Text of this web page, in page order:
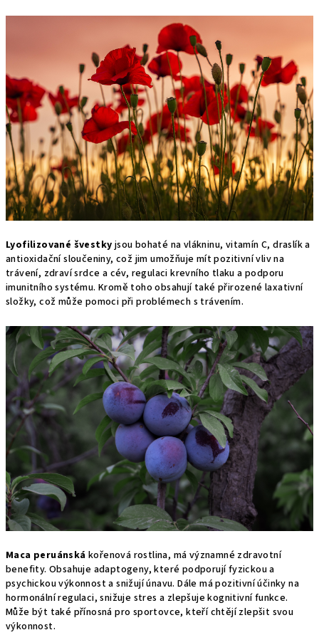
Lyofilizované švestkyjsou bohaté na vlákninu, vitamín C, draslík a
antioxidační sloučeniny, což jim umožňuje mít pozitivní vliv na
trávení, zdraví srdce a cév, regulaci krevního tlaku a podporu
imunitního systému. Kromě toho obsahují také přirozené laxativní
složky, což může pomoci při problémech s trávením.
Maca peruánská kořenová rostlina, má významné zdravotní
benefity. Obsahuje adaptogeny, které podporují fyzickou a
psychickou výkonnost a snižují únavu. Dále má pozitivní účinky na
hormonální regulaci, snižuje stres a zlepšuje kognitivní funkce.
Může být také přínosná pro sportovce, kteří chtějí zlepšit svou
výkonnost.